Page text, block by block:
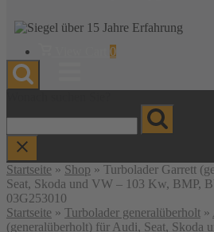
anzeigen
0
Startseite » Shop » Turbolader Garrett
Seat, Skoda und VW – 103 Kw, BMP,
03G253010
Startseite » Turbolader generalüberholt »
(generalüberholt) für Audi, Seat, Skoda